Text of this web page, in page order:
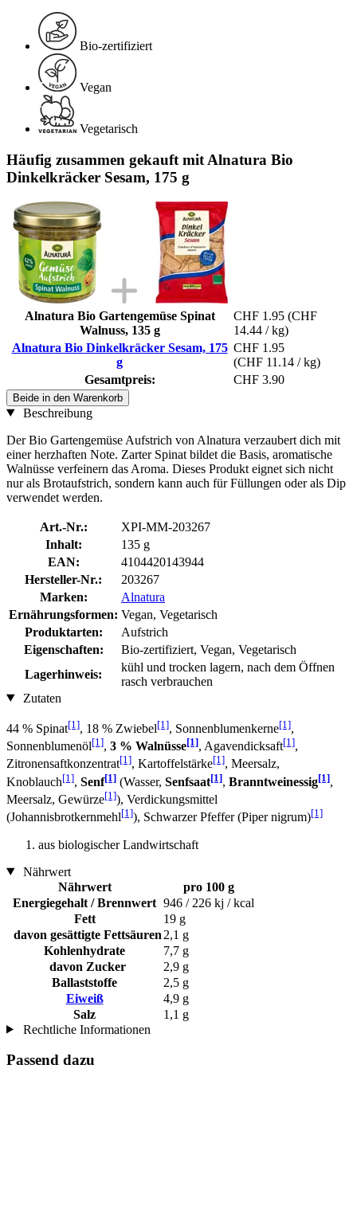
Bio-zertifiziert
Vegan
Vegetarisch
Häufig zusammen gekauft mit Alnatura Bio
Dinkelkräcker Sesam, 175 g
Alnatura Bio Gartengemüse Spinat
Walnuss, 135 g
CHF 1.95 (CHF
14.44 / kg)
Alnatura Bio Dinkelkräcker Sesam, 175
g
CHF 1.95
(CHF 11.14 / kg)
Gesamtpreis:
CHF 3.90
Beide in den Warenkorb
Beschreibung
Der Bio Gartengemüse Aufstrich von Alnatura verzaubert dich mit
einer herzhaften Note. Zarter Spinat bildet die Basis, aromatische
Walnüsse verfeinern das Aroma. Dieses Produkt eignet sich nicht
nur als Brotaufstrich, sondern kann auch für Füllungen oder als Dip
verwendet werden.
Art.-Nr.:
XPI-MM-203267
Inhalt:
135 g
EAN:
4104420143944
Hersteller-Nr.:
203267
Marken:
Alnatura
Ernährungsformen: Vegan, Vegetarisch
Produktarten:
Aufstrich
Eigenschaften:
Bio-zertifiziert, Vegan, Vegetarisch
Lagerhinweis:
kühl und trocken lagern, nach dem Öffnen
rasch verbrauchen
Zutaten
44 % Spinat[1], 18 % Zwiebel[1], Sonnenblumenkerne[1],
Sonnenblumenöl[1], 3 % Walnüsse[1], Agavendicksaft[1],
Zitronensaftkonzentrat[1], Kartoffelstärke[1], Meersalz,
Knoblauch[1], Senf[1] (Wasser, Senfsaat[1], Branntweinessig[1],
Meersalz, Gewürze[1]), Verdickungsmittel
(Johannisbrotkernmehl[1]), Schwarzer Pfeffer (Piper nigrum)[1]
aus biologischer Landwirtschaft
Nährwert
Nährwert
pro 100 g
Energiegehalt / Brennwert 946 / 226 kj / kcal
Fett
19 g
davon gesättigte Fettsäuren 2,1 g
Kohlenhydrate
7,7 g
davon Zucker
2,9 g
Ballaststoffe
2,5 g
Eiweiß
4,9 g
Salz
1,1 g
Rechtliche Informationen
Passend dazu